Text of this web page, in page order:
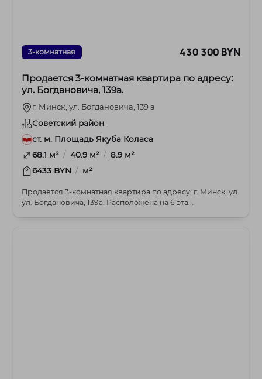
3-комнатная 430 300 BYN
Продается 3-комнатная квартира по адресу:
ул. Богдановича, 139а.
г. Минск, ул. Богдановича, 139 а
Советский район
ст. м. Площадь Якуба Коласа
68.1 м² / 40.9 м² / 8.9 м²
6433 BYN / м²
Продается 3-комнатная квартира по адресу: г. Минск, ул.
ул. Богдановича, 139а. Расположена на 6 эта...